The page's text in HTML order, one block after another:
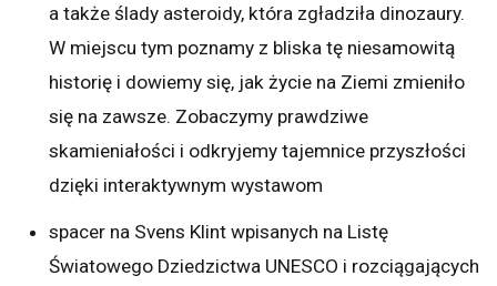
a także ślady asteroidy, która zgładziła dinozaury.
W miejscu tym poznamy z bliska tę niesamowitą
historię i dowiemy się, jak życie na Ziemi zmieniło
się na zawsze. Zobaczymy prawdziwe
skamieniałości i odkryjemy tajemnice przyszłości
dzięki interaktywnym wystawom
spacer na Svens Klint wpisanych na Listę
Światowego Dziedzictwa UNESCO i rozciągających